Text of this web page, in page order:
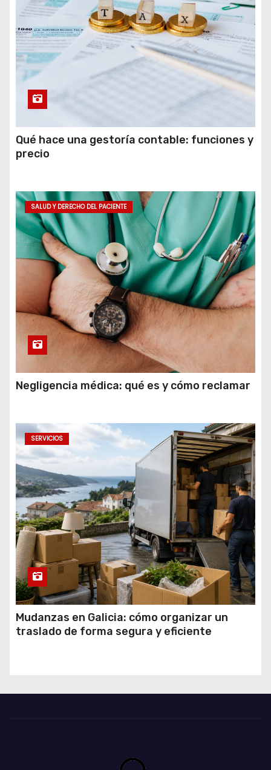
Qué hace una gestoría contable: funciones y
precio
SALUD Y DERECHO DEL PACIENTE
Negligencia médica: qué es y cómo reclamar
SERVICIOS
Mudanzas en Galicia: cómo organizar un
traslado de forma segura y eficiente